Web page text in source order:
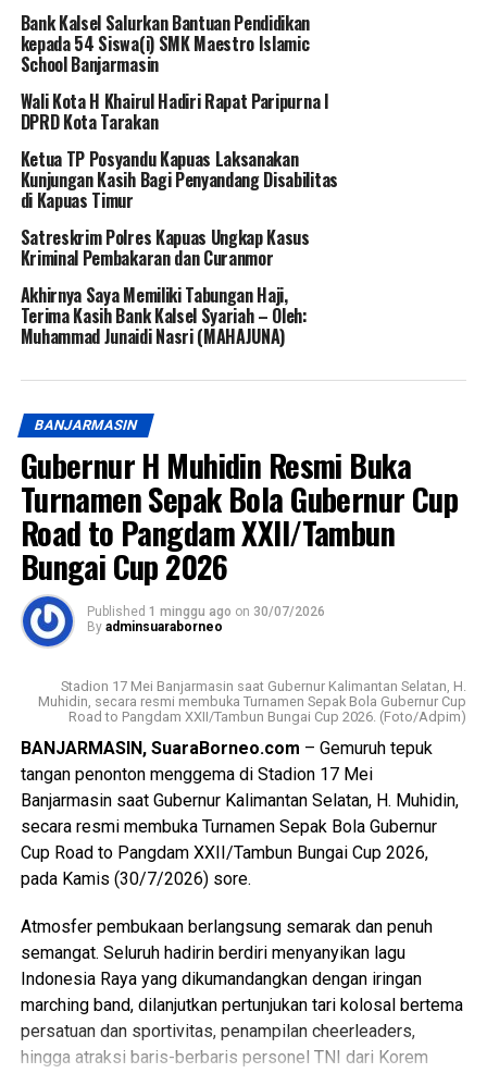
Bank Kalsel Salurkan Bantuan Pendidikan
kepada 54 Siswa(i) SMK Maestro Islamic
School Banjarmasin
Wali Kota H Khairul Hadiri Rapat Paripurna I
DPRD Kota Tarakan
Ketua TP Posyandu Kapuas Laksanakan
Kunjungan Kasih Bagi Penyandang Disabilitas
di Kapuas Timur
Satreskrim Polres Kapuas Ungkap Kasus
Kriminal Pembakaran dan Curanmor
Akhirnya Saya Memiliki Tabungan Haji,
Terima Kasih Bank Kalsel Syariah – Oleh:
Muhammad Junaidi Nasri (MAHAJUNA)
BANJARMASIN
Gubernur H Muhidin Resmi Buka
Turnamen Sepak Bola Gubernur Cup
Road to Pangdam XXII/Tambun
Bungai Cup 2026
Published 1 minggu ago on 30/07/2026
By adminsuaraborneo
Stadion 17 Mei Banjarmasin saat Gubernur Kalimantan Selatan, H.
Muhidin, secara resmi membuka Turnamen Sepak Bola Gubernur Cup
Road to Pangdam XXII/Tambun Bungai Cup 2026. (Foto/Adpim)
BANJARMASIN, SuaraBorneo.com – Gemuruh tepuk
tangan penonton menggema di Stadion 17 Mei
Banjarmasin saat Gubernur Kalimantan Selatan, H. Muhidin,
secara resmi membuka Turnamen Sepak Bola Gubernur
Cup Road to Pangdam XXII/Tambun Bungai Cup 2026,
pada Kamis (30/7/2026) sore.
Atmosfer pembukaan berlangsung semarak dan penuh
semangat. Seluruh hadirin berdiri menyanyikan lagu
Indonesia Raya yang dikumandangkan dengan iringan
marching band, dilanjutkan pertunjukan tari kolosal bertema
persatuan dan sportivitas, penampilan cheerleaders,
hingga atraksi baris-berbaris personel TNI dari Korem